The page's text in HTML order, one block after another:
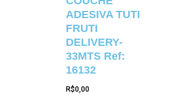
ADESIVA TUTI
FRUTI
DELIVERY-
33MTS Ref:
16132
R$0,00